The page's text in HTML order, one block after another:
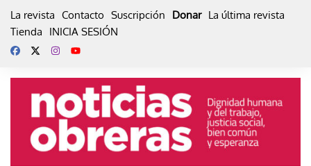
La revista Contacto Suscripción Donar La última revista
Tienda
INICIA SESIÓN